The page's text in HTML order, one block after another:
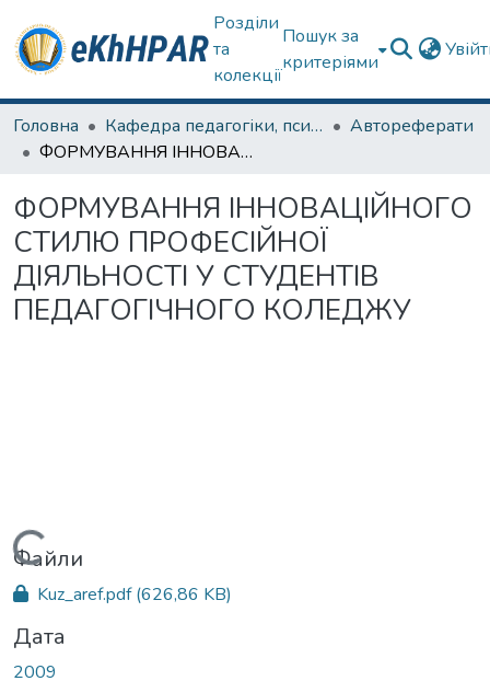
Розділи
та
колекції
Пошук за
критеріями
Головна Кафедра педагогіки, психології, початкової освіти та освітнього менеджменту
Автореферати
ФОРМУВАННЯ ІННОВАЦІЙНОГО СТИЛЮ ПРОФЕСІЙНОЇ ДІЯЛЬНОСТІ У СТУДЕНТІВ ПЕДАГОГІЧНОГО КОЛЕДЖУ
ФОРМУВАННЯ ІННОВАЦІЙНОГО
СТИЛЮ ПРОФЕСІЙНОЇ
ДІЯЛЬНОСТІ У СТУДЕНТІВ
ПЕДАГОГІЧНОГО КОЛЕДЖУ
Вантажиться...
Файли
Kuz_aref.pdf(626,86 KB)
Дата
2009